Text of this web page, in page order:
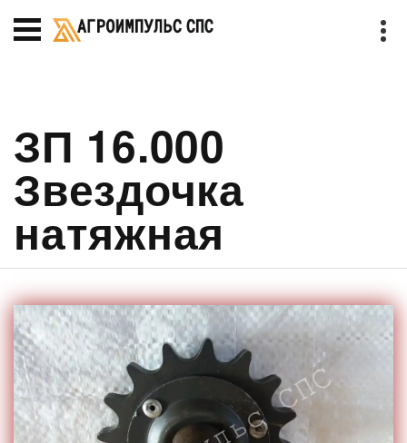
ЗП 16.000
Звездочка
натяжная